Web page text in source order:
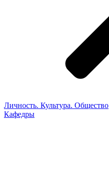
Личность. Культура. Общество
Кафедры